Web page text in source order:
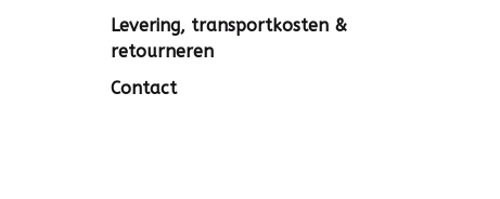
Levering, transportkosten &
retourneren
Contact